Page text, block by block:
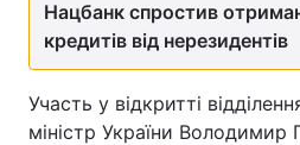
Спорт
Зброя
Нацбанк спростив
кредитів від нерезидентів
Участь у відкритті
міністр України